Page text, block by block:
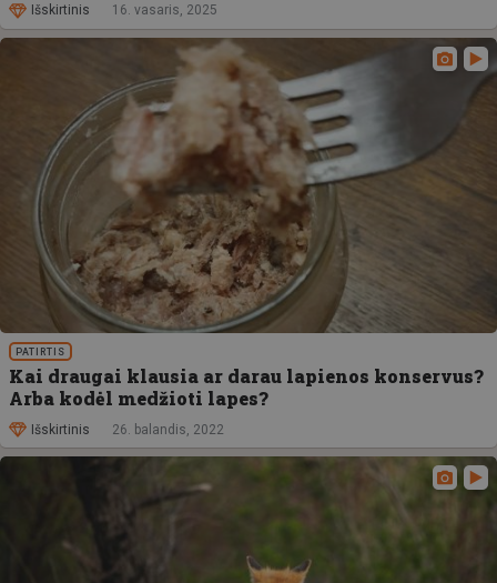
Išskirtinis 16. vasaris, 2025
PATIRTIS
Kai draugai klausia ar darau lapienos konservus?
Arba kodėl medžioti lapes?
Išskirtinis 26. balandis, 2022